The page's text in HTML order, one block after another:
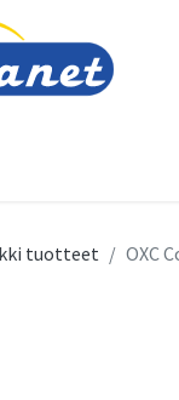
tuotteet OXC